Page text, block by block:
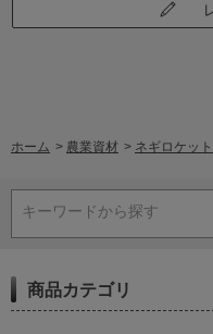
ホーム > 農業資材 > ネギロケッ
キーワードから探す
商品カテゴリ